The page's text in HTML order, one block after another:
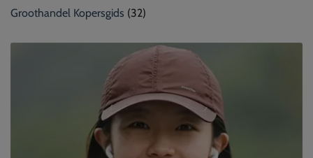
Groothandel Kopersgids (32)